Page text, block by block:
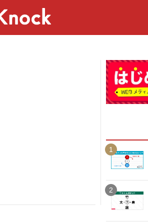
1
2